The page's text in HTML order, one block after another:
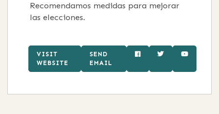
Recomendamos medidas para mejorar
las elecciones.
VISIT
WEBSITE
SEND
EMAIL